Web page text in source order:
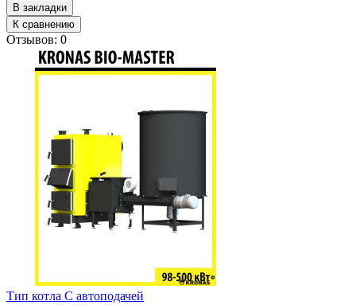
В закладки
К сравнению
Отзывов: 0
Тип котла С автоподачей